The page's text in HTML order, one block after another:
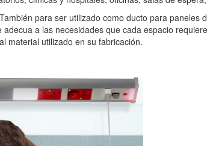
para ser utilizado como ducto para paneles
a las necesidades que cada espacio
material utilizado en su fabricación.